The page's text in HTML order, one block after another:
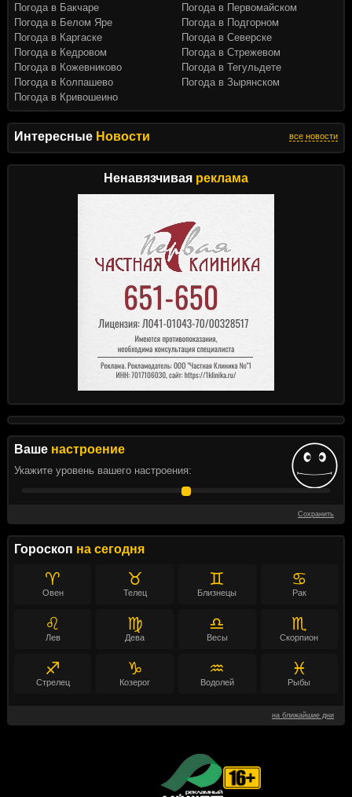
Интересные Новости все новости
Ненавязчивая реклама
Ваше настроение
Укажите уровень вашего настроения:
Сохранить
Гороскоп на сегодня
♈
Овен
♉
Телец
♊
Близнецы
♋
Рак
♌
Лев
♍
Дева
♎
Весы
♏
Скорпион
♐
Стрелец
♑
Козерог
♒
Водолей
♓
Рыбы
на ближайшие дни
Погода в Бакчаре
Погода в Белом Яре
Погода в Каргаске
Погода в Кедровом
Погода в Кожевниково
Погода в Колпашево
Погода в Кривошеино
Погода в Первомайском
Погода в Подгорном
Погода в Северске
Погода в Стрежевом
Погода в Тегульдете
Погода в Зырянском